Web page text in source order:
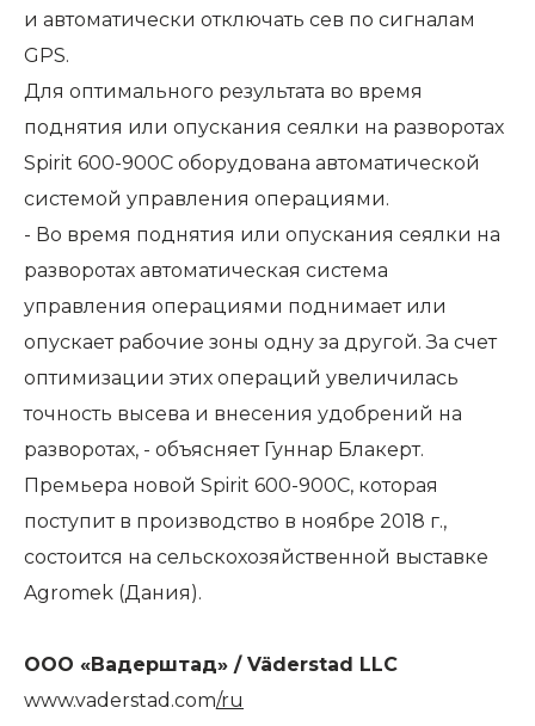
и автоматически отключать сев по сигналам
GPS.
Для оптимального результата во время
поднятия или опускания сеялки на разворотах
Spirit 600-900C оборудована автоматической
системой управления операциями.
- Во время поднятия или опускания сеялки на
разворотах автоматическая система
управления операциями поднимает или
опускает рабочие зоны одну за другой. За счет
оптимизации этих операций увеличилась
точность высева и внесения удобрений на
разворотах, - объясняет Гуннар Блакерт.
Премьера новой Spirit 600-900C, которая
поступит в производство в ноябре 2018 г.,
состоится на сельскохозяйственной выставке
Agromek (Дания).
ООО «Вадерштад» / Väderstad LLC
www.vaderstad.com/ru